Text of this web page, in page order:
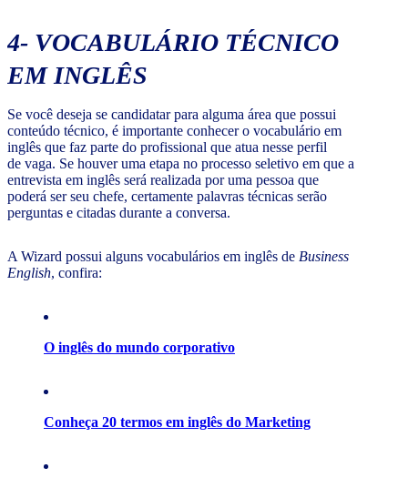
4- VOCABULÁRIO TÉCNICO
EM INGLÊS
Se você deseja se candidatar para alguma área que possui
conteúdo técnico, é importante conhecer o vocabulário em
inglês que faz parte do profissional que atua nesse perfil
de vaga. Se houver uma etapa no processo seletivo em que a
entrevista em inglês será realizada por uma pessoa que
poderá ser seu chefe, certamente palavras técnicas serão
perguntas e citadas durante a conversa.
A Wizard possui alguns vocabulários em inglês de Business
English, confira:
O inglês do mundo corporativo
Conheça 20 termos em inglês do Marketing